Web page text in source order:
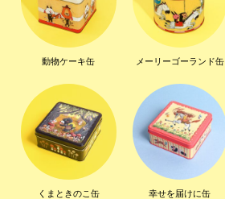
動物ケーキ缶 メーリーゴーランド缶
くまときのこ缶 幸せを届けに缶